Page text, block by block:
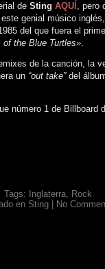
de Sting AQUÍ , pero
genial músico
del que fuera el
of the Blue Turtles».
de la canción, la
un “out take”del
número 1 de Billboard
Tags: Inglaterra, Rock
en Sting No